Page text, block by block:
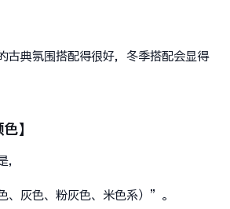
古典氛围搭配得很好，冬季搭配会显得
】
，
、灰色、粉灰色、米色系）”。